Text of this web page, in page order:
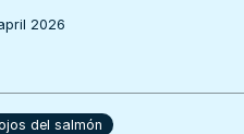
2026
del salmón